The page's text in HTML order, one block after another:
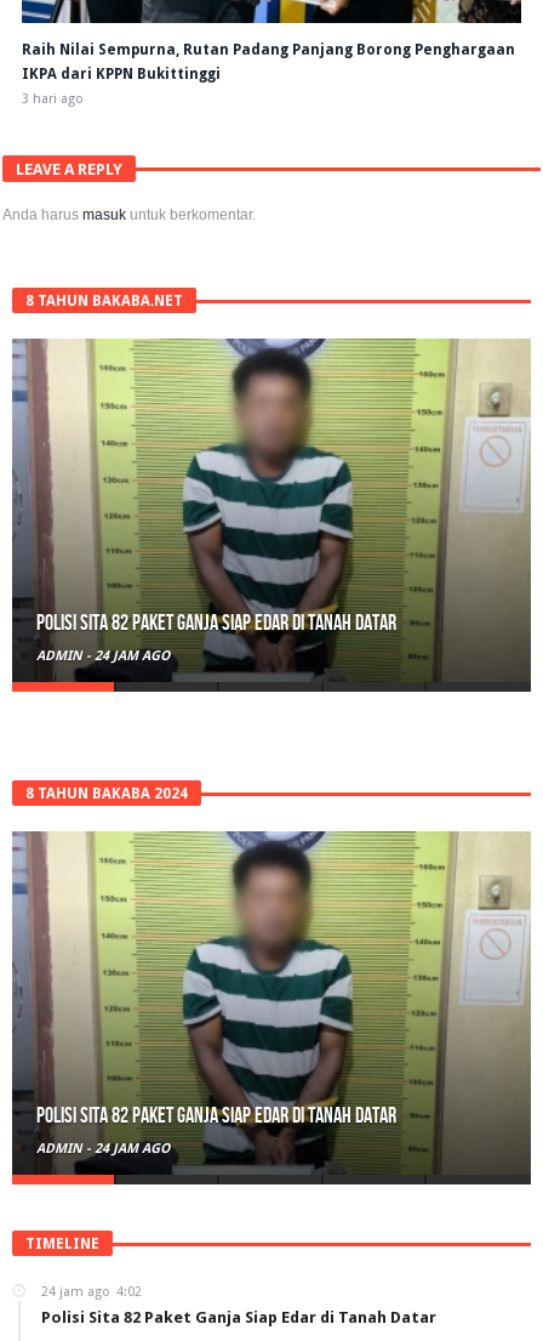
Raih Nilai Sempurna, Rutan Padang Panjang Borong Penghargaan
IKPA dari KPPN Bukittinggi
3 hari ago
LEAVE A REPLY
Anda harusmasuk untuk berkomentar.
8 TAHUN BAKABA.NET
RPL Prodi HTN UIN Mahmud Yunus Batusangkar Diminati Polri, TNI,
hingga Wali Nagari
ADMIN - 2 HARI AGO
8 TAHUN BAKABA 2024
Polisi Sita 82 Paket Ganja Siap Edar di Tanah Datar
ADMIN - 24 JAM AGO
TIMELINE
24 jam ago 4:02
Polisi Sita 82 Paket Ganja Siap Edar di Tanah Datar